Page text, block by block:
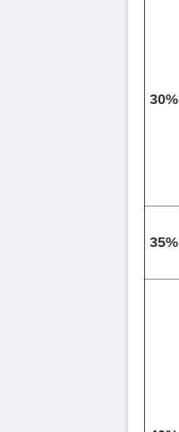
30%
35%